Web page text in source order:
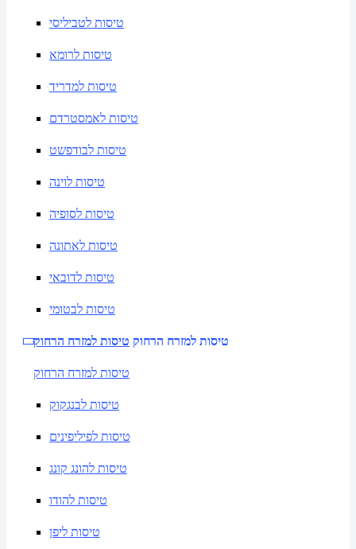
טיסות לטביליסי
טיסות לרומא
טיסות למדריד
טיסות לאמסטרדם
טיסות לבודפשט
טיסות לוינה
טיסות לסופיה
טיסות לאתונה
טיסות לדובאי
טיסות לבטומי
טיסות למזרח הרחוק טיסות למזרח הרחוק
טיסות למזרח הרחוק
טיסות לבנגקוק
טיסות לפיליפינים
טיסות להונג קונג
טיסות להודו
טיסות ליפן